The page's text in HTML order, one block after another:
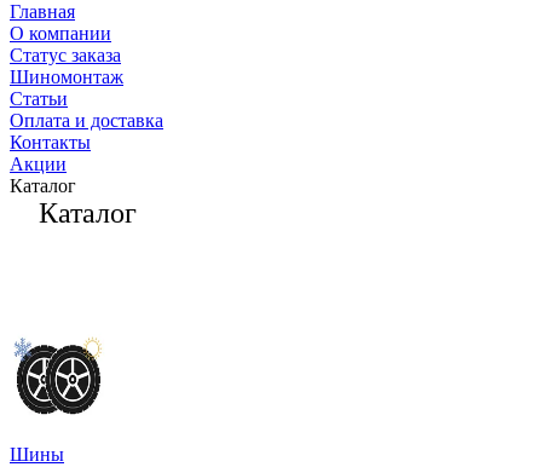
Главная
О компании
Статус заказа
Шиномонтаж
Статьи
Оплата и доставка
Контакты
Акции
Каталог
Каталог
Шины